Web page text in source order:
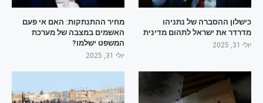
כישלון ההסברה של נתניהו
מדרדר את ישראל לתהום מדינית
יולי 31, 2025
מחיר ההתנתקות: האם אי פעם
האשמים במצבה של מערכת
המשפט ישלמו?
יולי 31, 2025